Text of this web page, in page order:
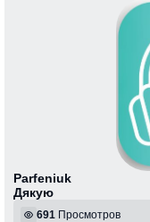
Parfeniuk
Дякую
691 Просмотров